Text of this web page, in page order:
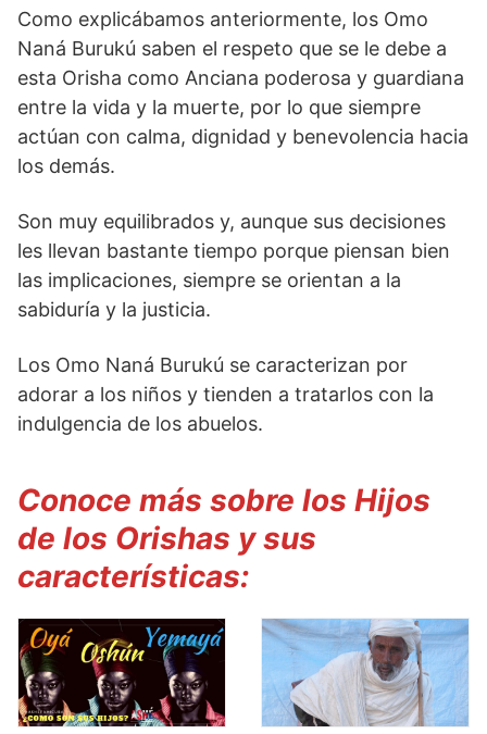
Como explicábamos anteriormente, los Omo
Naná Burukú saben el respeto que se le debe a
esta Orisha como Anciana poderosa y guardiana
entre la vida y la muerte, por lo que siempre
actúan con calma, dignidad y benevolencia hacia
los demás.
Son muy equilibrados y, aunque sus decisiones
les llevan bastante tiempo porque piensan bien
las implicaciones, siempre se orientan a la
sabiduría y la justicia.
Los Omo Naná Burukú se caracterizan por
adorar a los niños y tienden a tratarlos con la
indulgencia de los abuelos.
Conoce más sobre los Hijos
de los Orishas y sus
características: